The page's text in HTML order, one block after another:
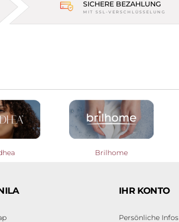
SICHERE BEZAHLUNG
MIT SSL-VERSCHLÜSSELUNG
Brilhome
IHR KONTO
Persönliche Infos